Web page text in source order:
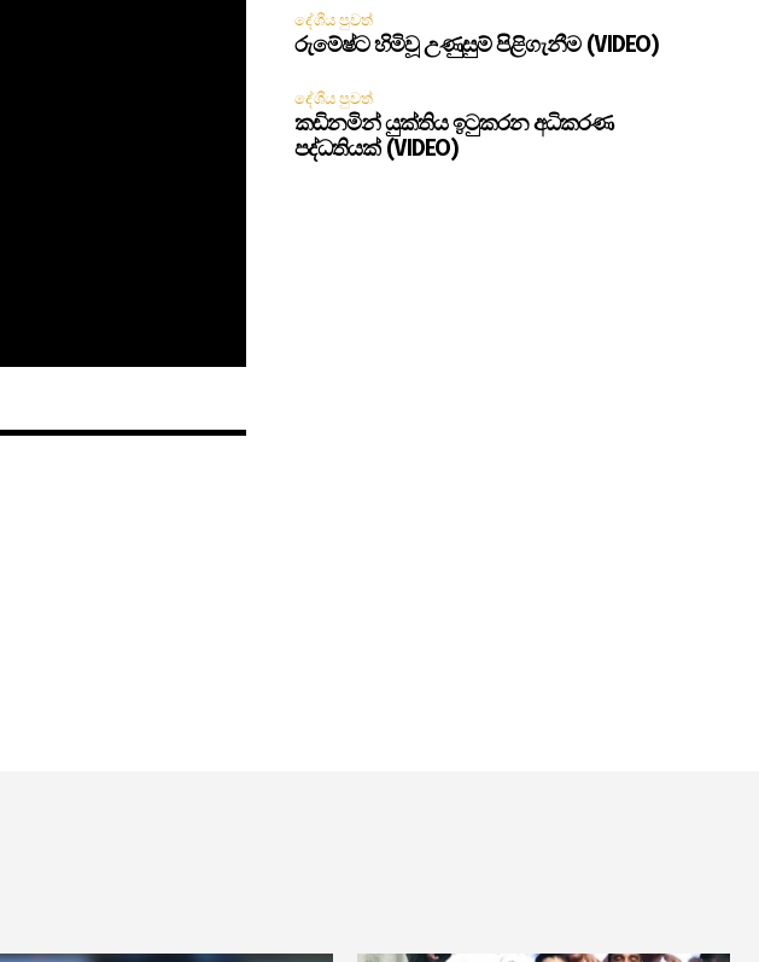
දේශීය පුවත්
රුමේෂ්ට හිමිවූ උණුසුම් පිළිගැනීම (VIDEO)
දේශීය පුවත්
කඩිනමින් යුක්තිය ඉටුකරන අධිකරණ
පද්ධතියක් (VIDEO)